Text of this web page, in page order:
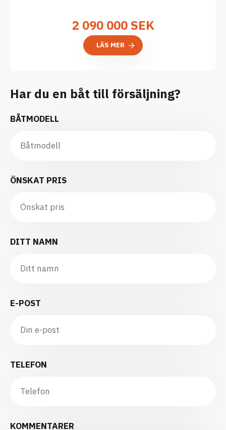
2 090 000SEK
LÄS MER
Har du en båt till försäljning?
BÅTMODELL
ÖNSKAT PRIS
DITT NAMN
E-POST
TELEFON
KOMMENTARER